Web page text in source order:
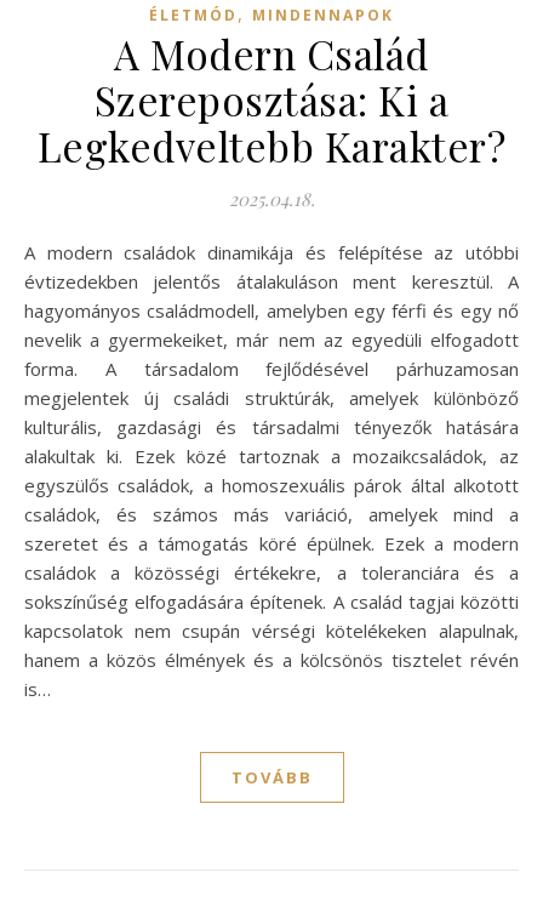
ÉLETMÓD , MINDENNAPOK
A Modern Család
Szereposztása: Ki a
Legkedveltebb Karakter?
2025.04.18.
A modern családok dinamikája és felépítése az utóbbi
évtizedekben jelentős átalakuláson ment keresztül. A
hagyományos családmodell, amelyben egy férfi és egy nő
nevelik a gyermekeiket, már nem az egyedüli elfogadott
forma. A társadalom fejlődésével párhuzamosan
megjelentek új családi struktúrák, amelyek különböző
kulturális, gazdasági és társadalmi tényezők hatására
alakultak ki. Ezek közé tartoznak a mozaikcsaládok, az
egyszülős családok, a homoszexuális párok által alkotott
családok, és számos más variáció, amelyek mind a
szeretet és a támogatás köré épülnek. Ezek a modern
családok a közösségi értékekre, a toleranciára és a
sokszínűség elfogadására építenek. A család tagjai közötti
kapcsolatok nem csupán vérségi kötelékeken alapulnak,
hanem a közös élmények és a kölcsönös tisztelet révén
is…
TOVÁBB